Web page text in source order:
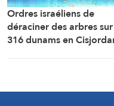
Ordres israéliens de
déraciner des arbres sur
316 dunams en